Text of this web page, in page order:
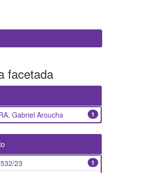
facetada
1
Gabriel Aroucha
1
23